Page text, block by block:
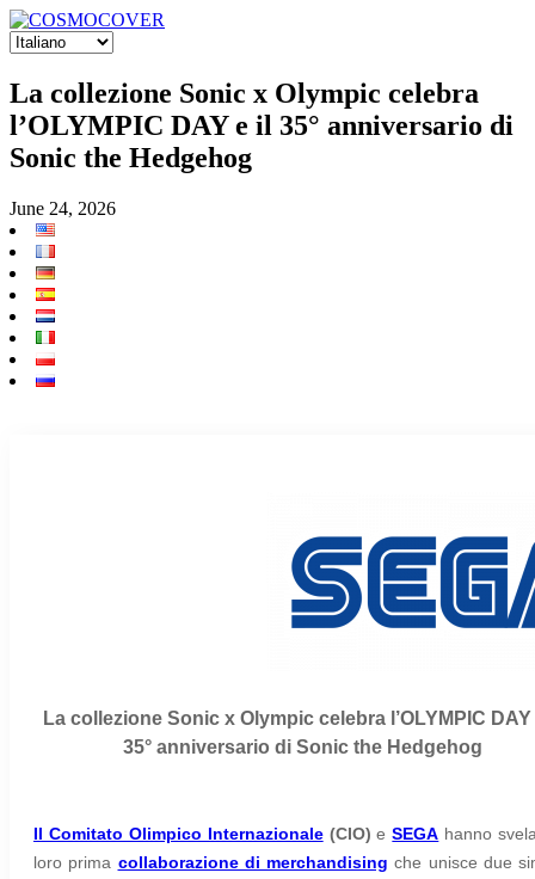
La collezione Sonic x Olympic celebra
l’OLYMPIC DAY e il 35° anniversario di
Sonic the Hedgehog
June 24, 2026
La collezione Sonic x Olympic celebra l’OLYMPIC DAY
35° anniversario di Sonic the Hedgehog
Il Comitato Olimpico Internazionale (CIO) eSEGA hanno
loro prima collaborazione di merchandising che unisce due